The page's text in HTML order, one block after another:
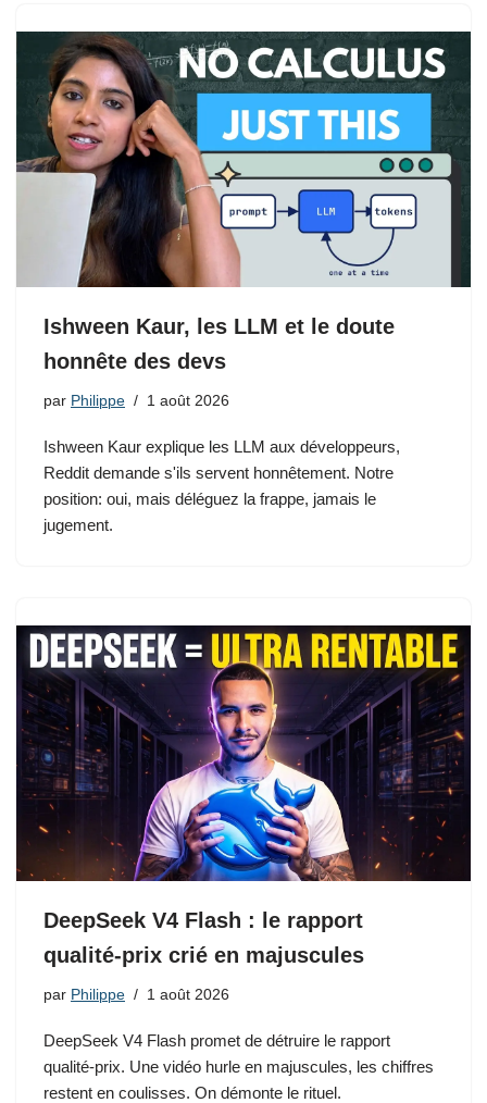
Ishween Kaur, les LLM et le doute
honnête des devs
par Philippe 1 août 2026
Ishween Kaur explique les LLM aux développeurs,
Reddit demande s'ils servent honnêtement. Notre
position: oui, mais déléguez la frappe, jamais le
jugement.
DeepSeek V4 Flash : le rapport
qualité-prix crié en majuscules
par Philippe 1 août 2026
DeepSeek V4 Flash promet de détruire le rapport
qualité-prix. Une vidéo hurle en majuscules, les chiffres
restent en coulisses. On démonte le rituel.